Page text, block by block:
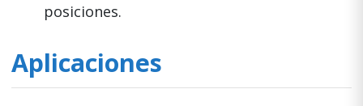
posiciones.
Aplicaciones